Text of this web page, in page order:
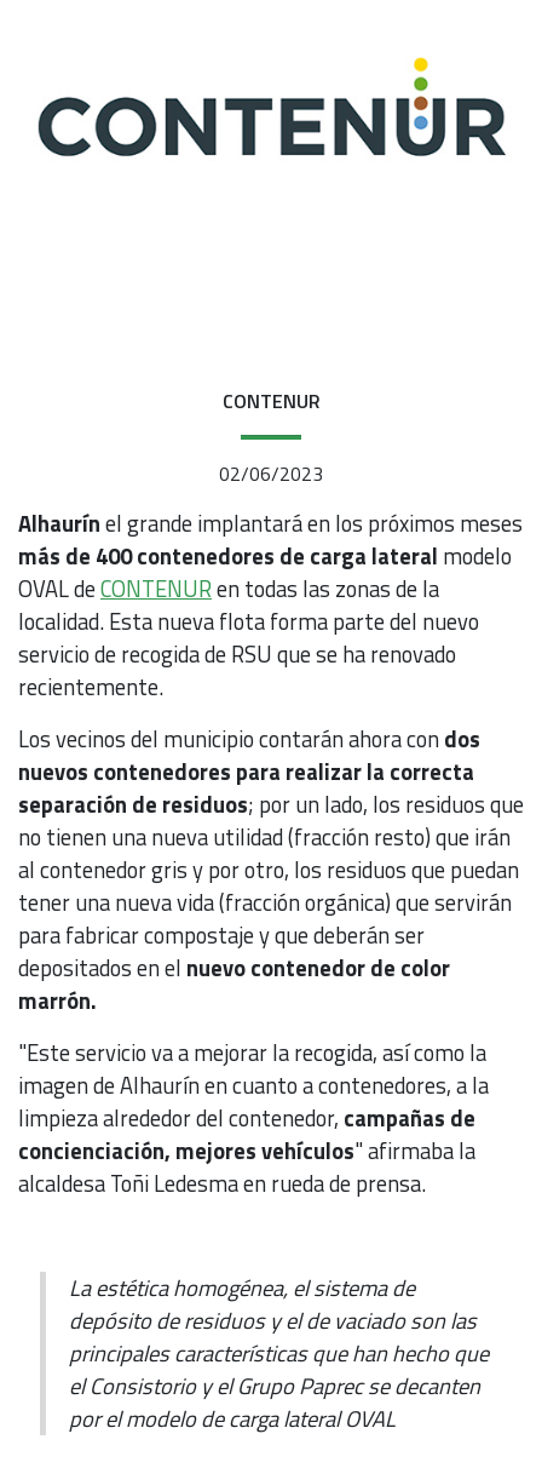
CONTENUR
02/06/2023
Alhaurínel grande implantará en los próximos meses
más de 400 contenedores de carga lateral modelo
OVAL deCONTENURen todas las zonas de la
localidad. Esta nueva flota forma parte del nuevo
servicio de recogida de RSU que se ha renovado
recientemente.
Los vecinos del municipio contarán ahora condos
nuevos contenedores para realizar la correcta
separación de residuos; por un lado, los residuos que
no tienen una nueva utilidad (fracción resto) que irán
al contenedor gris y por otro, los residuos que puedan
tener una nueva vida (fracción orgánica) que servirán
para fabricar compostaje y que deberán ser
depositados en el nuevo contenedor de color
marrón.
"Este servicio va a mejorar la recogida, así como la
imagen de Alhaurín en cuanto a contenedores, a la
limpieza alrededor del contenedor, campañas de
concienciación, mejores vehículos" afirmaba la
alcaldesa Toñi Ledesma en rueda de prensa.
La estética homogénea, el sistema de
depósito de residuos y el de vaciado son las
principales características que han hecho que
el Consistorio y el Grupo Paprec se decanten
por el modelo de carga lateral OVAL